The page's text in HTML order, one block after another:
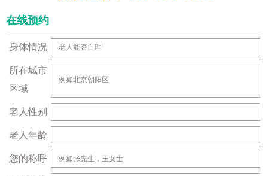
在线预约
身体情况
所在城市
区域
老人性别
老人年龄
您的称呼